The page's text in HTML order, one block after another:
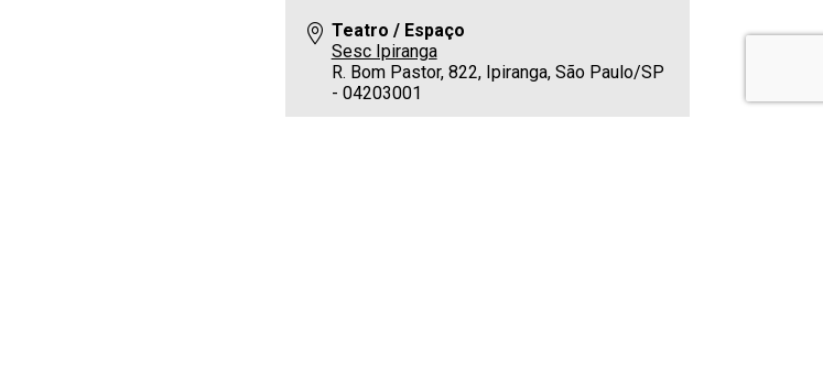
Teatro / Espaço
Sesc Ipiranga
R. Bom Pastor, 822, Ipiranga, São Paulo/SP
- 04203001